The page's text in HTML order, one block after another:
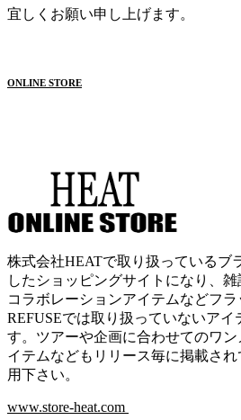
宜しくお願い申し上げます。
ONLINE STORE
株式会社HEATで取り扱っているブ
したショッピングサイトになり、
コラボレーションアイテムなどフ
REFUSEでは取り扱っていないアイ
す。ツアーや企画に合わせてのワ
イテムなどもリリース毎に掲載さ
用下さい。
www.store-heat.com